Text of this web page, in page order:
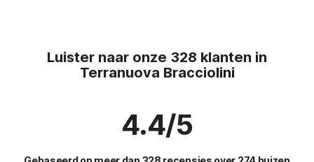
Luister naar onze 328 klanten in
Terranuova Bracciolini
4.4/5